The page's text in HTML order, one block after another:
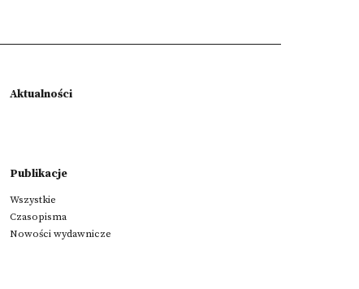
Aktualności
Publikacje
Wszystkie
Czasopisma
Nowości wydawnicze